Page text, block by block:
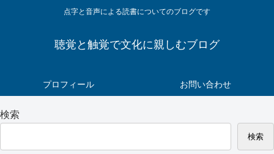
点字と音声による読書についてのブログです
聴覚と触覚で文化に親しむブログ
プロフィール お問い合わせ
検索
検索